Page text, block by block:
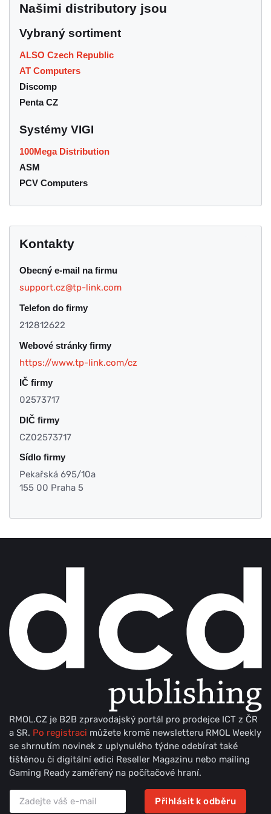
Našimi distributory jsou
Vybraný sortiment
ALSO Czech Republic
AT Computers
Discomp
Penta CZ
Systémy VIGI
100Mega Distribution
ASM
PCV Computers
Kontakty
Obecný e-mail na firmu
support.cz@tp-link.com
Telefon do firmy
212812622
Webové stránky firmy
https://www.tp-link.com/cz
IČ firmy
02573717
DIČ firmy
CZ02573717
Sídlo firmy
Pekařská 695/10a
155 00 Praha 5
RMOL.CZ je B2B zpravodajský portál pro prodejce ICT z ČR
a SR. Po registraci můžete kromě newsletteru RMOL Weekly
se shrnutím novinek z uplynulého týdne odebírat také
tištěnou či digitální edici Reseller Magazinu nebo mailing
Gaming Ready zaměřený na počítačové hraní.
Přihlásit k odběru